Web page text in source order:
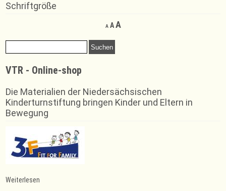
Schriftgröße
A
Decrease
font
AReset
size.
AIncrease
Suchen
nach:
VTR - Online-shop
Die Materialien der Niedersächsischen
Kinderturnstiftung bringen Kinder und Eltern in
Bewegung
Weiterlesen